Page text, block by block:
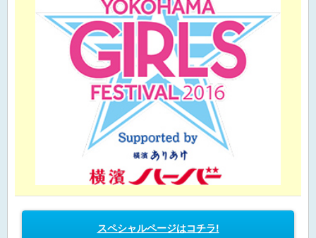
スペシャルページはコチラ!